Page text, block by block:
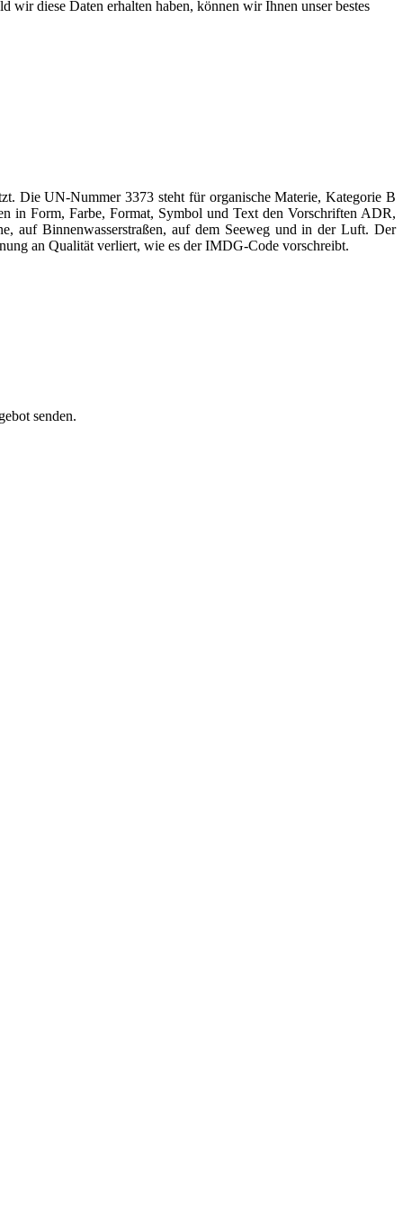
wir diese Daten erhalten haben, können wir Ihnen unser bestes
Die UN-Nummer 3373 steht für organische Materie, Kategorie B
in Form, Farbe, Format, Symbol und Text den Vorschriften ADR,
Binnenwasserstraßen, auf dem Seeweg und in der Luft. Der
an Qualität verliert, wie es der IMDG-Code vorschreibt.
senden.